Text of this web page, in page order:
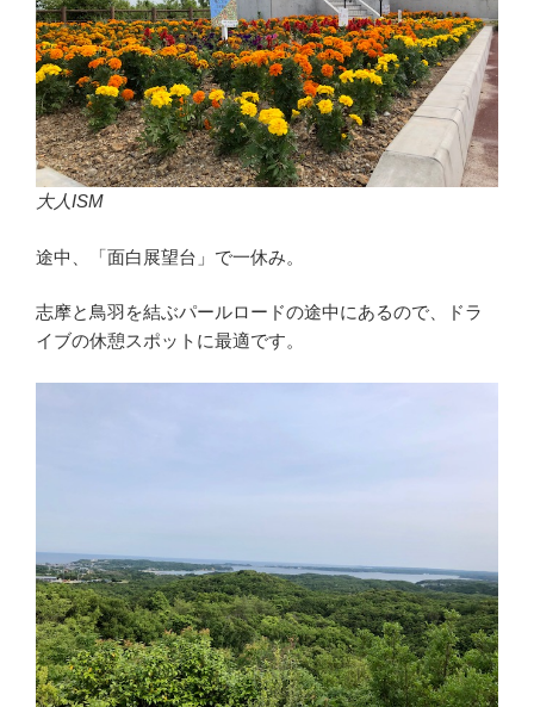
大人ISM
途中、「面白展望台」で一休み。
志摩と鳥羽を結ぶパールロードの途中にあるので、ドラ
イブの休憩スポットに最適です。